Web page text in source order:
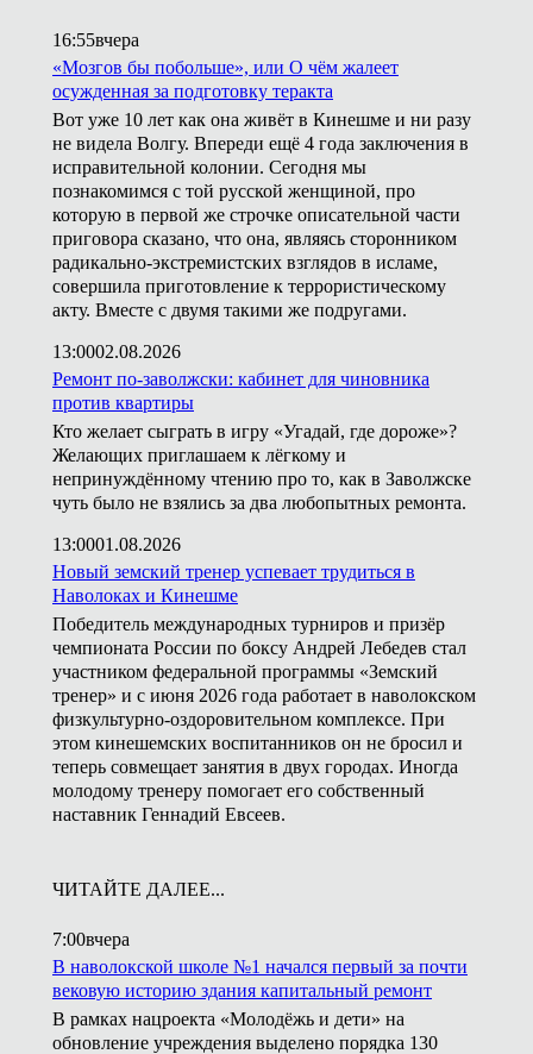
16:55вчера
«Мозгов бы побольше», или О чём жалеет
осужденная за подготовку теракта
Вот уже 10 лет как она живёт в Кинешме и ни разу
не видела Волгу. Впереди ещё 4 года заключения в
исправительной колонии. Сегодня мы
познакомимся с той русской женщиной, про
которую в первой же строчке описательной части
приговора сказано, что она, являясь сторонником
радикально-экстремистских взглядов в исламе,
совершила приготовление к террористическому
акту. Вместе с двумя такими же подругами.
13:0002.08.2026
Ремонт по-заволжски: кабинет для чиновника
против квартиры
Кто желает сыграть в игру «Угадай, где дороже»?
Желающих приглашаем к лёгкому и
непринуждённому чтению про то, как в Заволжске
чуть было не взялись за два любопытных ремонта.
13:0001.08.2026
Новый земский тренер успевает трудиться в
Наволоках и Кинешме
Победитель международных турниров и призёр
чемпионата России по боксу Андрей Лебедев стал
участником федеральной программы «Земский
тренер» и с июня 2026 года работает в наволокском
физкультурно-оздоровительном комплексе. При
этом кинешемских воспитанников он не бросил и
теперь совмещает занятия в двух городах. Иногда
молодому тренеру помогает его собственный
наставник Геннадий Евсеев.
ЧИТАЙТЕ ДАЛЕЕ...
7:00вчера
В наволокской школе №1 начался первый за почти
вековую историю здания капитальный ремонт
В рамках нацроекта «Молодёжь и дети» на
обновление учреждения выделено порядка 130